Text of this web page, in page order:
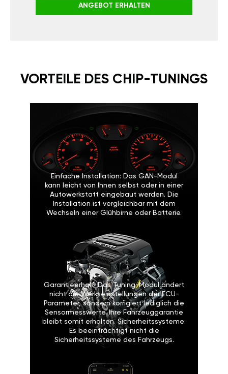
Einfache Installation: Das GAN-Modul
kann leicht von Ihnen selbst oder in einer
Autowerkstatt eingebaut werden. Die
Installation ist vergleichbar mit dem
Wechseln einer Glühbirne oder Batterie.
Garantieerhalt: Das Tuning-Modul ändert
nicht die Werkseinstellungen der ECU-
Parameter, sondern korrigiert lediglich die
Sensormesswerte. Ihre Fahrzeuggarantie
bleibt somit erhalten. Sicherheitssysteme:
Es beeinträchtigt nicht die
Sicherheitssysteme des Fahrzeugs.